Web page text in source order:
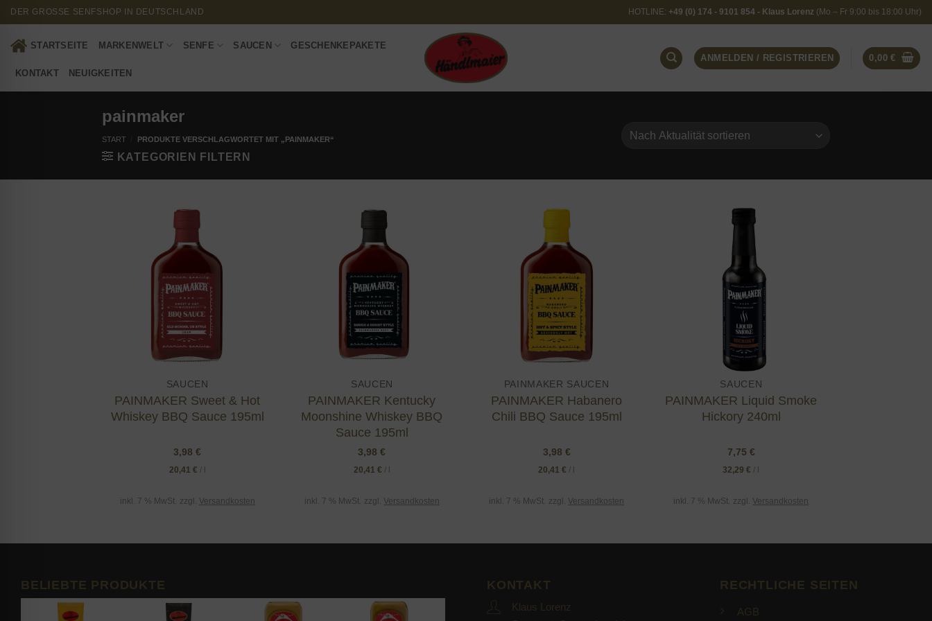
Zum
Inhalt
springen
DER GROSSE SENFSHOP IN DEUTSCHLAND HOTLINE: +49 (0) 174 - 9101 854 - Klaus Lorenz (Mo – Fr 9:00 bis 18:00 Uhr)
STARTSEITE MARKENWELT SENFE SAUCEN GESCHENKEPAKETE
KONTAKT NEUIGKEITEN
ANMELDEN / REGISTRIEREN 0,00€
painmaker
START PRODUKTE VERSCHLAGWORTET MIT „PAINMAKER“
KATEGORIEN FILTERN
SAUCEN
PAINMAKER Sweet & Hot
Whiskey BBQ Sauce 195ml
3,98€
20,41 € /
inkl. 7 % MwSt. zzgl. Versandkosten
SAUCEN
PAINMAKER Kentucky
Moonshine Whiskey BBQ
Sauce 195ml
3,98€
20,41 € /
inkl. 7 % MwSt. zzgl. Versandkosten
PAINMAKER SAUCEN
PAINMAKER Habanero
Chili BBQ Sauce 195ml
3,98 €
20,41€ /
inkl. 7 % MwSt. zzgl.Versandkosten
SAUCEN
PAINMAKER Liquid Smoke
Hickory 240ml
7,75 €
32,29€ /
inkl. 7 % MwSt. zzgl.Versandkosten
BELIEBTE PRODUKTE KONTAKT
Klaus Lorenz
RECHTLICHE SEITEN
AGB